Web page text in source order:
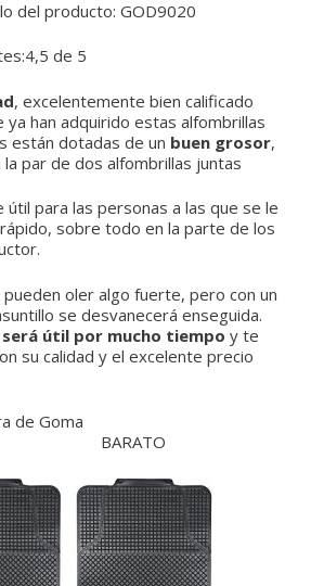
del producto: GOD9020
de 5
, excelentemente bien calificado
han adquirido estas alfombrillas
están dotadas de un buen grosor,
par de dos alfombrillas juntas
útil para las personas a las que se le
sobre todo en la parte de los
pueden oler algo fuerte, pero con un
se desvanecerá enseguida.
será útil por mucho tiempo y te
su calidad y el excelente precio
de Goma